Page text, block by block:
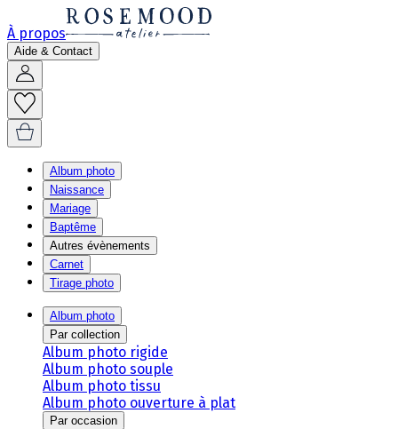
À propos
Aide & Contact
Album photo
Naissance
Mariage
Baptême
Autres évènements
Carnet
Tirage photo
Album photo
Par collection
Album photo rigide
Album photo souple
Album photo tissu
Album photo ouverture à plat
Par occasion